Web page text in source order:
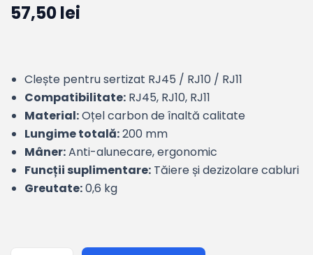
57,50lei
Clește pentru sertizat RJ45 / RJ10 / RJ11
Compatibilitate: RJ45, RJ10, RJ11
Material:Oțel carbon de înaltă calitate
Lungime totală:200 mm
Mâner:Anti-alunecare, ergonomic
Funcții suplimentare: Tăiere și dezizolare cabluri
Greutate:0,6 kg